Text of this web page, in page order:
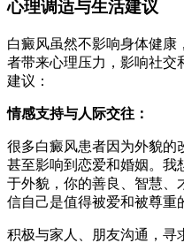
心理调适与生活建议
白癜风虽然不影响身体健康
者带来心理压力，影响社交
建议：
情感支持与人际交往：
很多白癜风患者因为外貌的
甚至影响到恋爱和婚姻。我
于外貌，你的善良、智慧、
信自己是值得被爱和被尊重
积极与家人、朋友沟通，寻